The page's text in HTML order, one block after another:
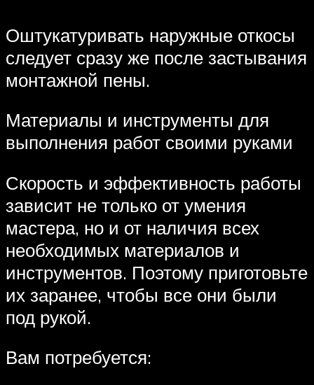
Оштукатуривать наружные откосы
следует сразу же после застывания
монтажной пены.
Материалы и инструменты для
выполнения работ своими руками
Скорость и эффективность работы
зависит не только от умения
мастера, но и от наличия всех
необходимых материалов и
инструментов. Поэтому приготовьте
их заранее, чтобы все они были
под рукой.
Вам потребуется: